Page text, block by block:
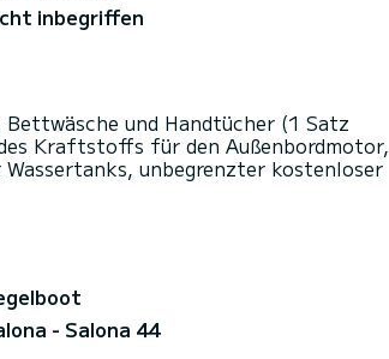
inbegriffen
und Handtücher (1 Satz
Kraftstoffs für den Außenbordmotor,
unbegrenzter kostenloser
- Salona 44